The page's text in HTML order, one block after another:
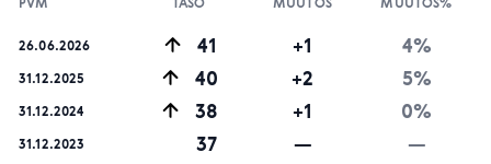
26.06.2026 41 +1 4%
31.12.2025 40 +2 5%
31.12.2024 38 +1 0%
31.12.2023 37 — —